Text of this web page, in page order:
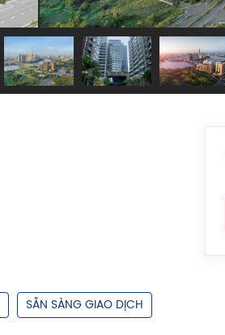
SẴN SÀNG GIAO DỊCH